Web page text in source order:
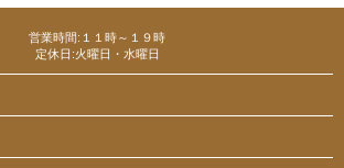
営業時間:１１時～１９時
定休日:火曜日・水曜日